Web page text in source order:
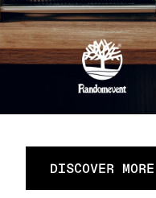
DISCOVER MORE